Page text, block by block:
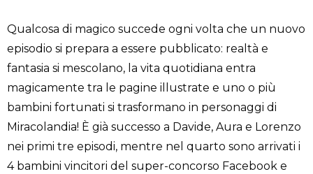
Qualcosa di magico succede ogni volta che un nuovo
episodio si prepara a essere pubblicato: realtà e
fantasia si mescolano, la vita quotidiana entra
magicamente tra le pagine illustrate e uno o più
bambini fortunati si trasformano in personaggi di
Miracolandia! È già successo a Davide, Aura e Lorenzo
nei primi tre episodi, mentre nel quarto sono arrivati i
4 bambini vincitori del super-concorso Facebook e